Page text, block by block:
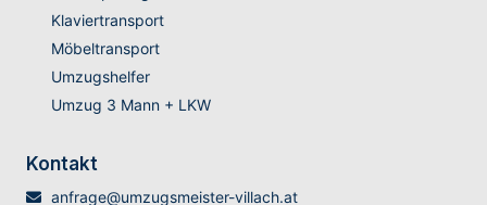
Klaviertransport
Möbeltransport
Umzugshelfer
Umzug 3 Mann + LKW
Kontakt
anfrage@umzugsmeister-villach.at